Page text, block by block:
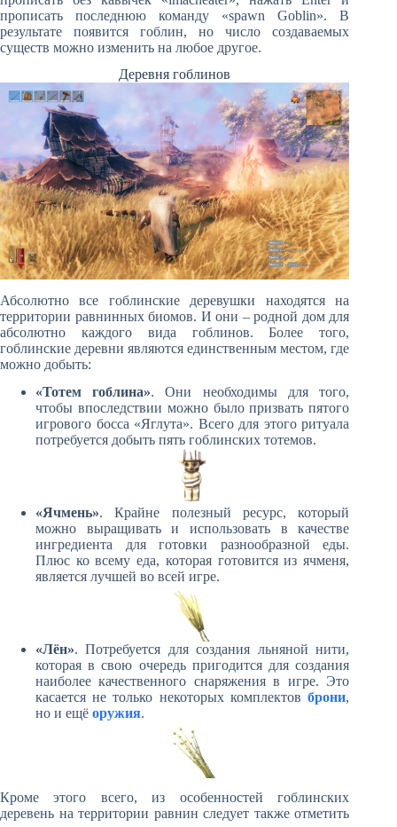
прописать последнюю команду «spawn Goblin». В
результате появится гоблин, но число создаваемых
существ можно изменить на любое другое.
Деревня гоблинов
Абсолютно все гоблинские деревушки находятся на
территории равнинных биомов. И они – родной дом для
абсолютно каждого вида гоблинов. Более того,
гоблинские деревни являются единственным местом, где
можно добыть:
«Тотем гоблина». Они необходимы для того,
чтобы впоследствии можно было призвать пятого
игрового босса «Яглута». Всего для этого ритуала
потребуется добыть пять гоблинских тотемов.
«Ячмень». Крайне полезный ресурс, который
можно выращивать и использовать в качестве
ингредиента для готовки разнообразной еды.
Плюс ко всему еда, которая готовится из ячменя,
является лучшей во всей игре.
«Лён». Потребуется для создания льняной нити,
которая в свою очередь пригодится для создания
наиболее качественного снаряжения в игре. Это
касается не только некоторых комплектовброни,
но и ещё оружия.
Кроме этого всего, из особенностей гоблинских
деревень на территории равнин следует также отметить